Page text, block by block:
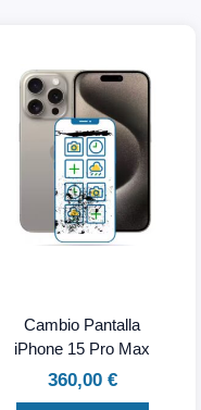
Cambio Pantalla
iPhone 15 Pro Max
360,00 €